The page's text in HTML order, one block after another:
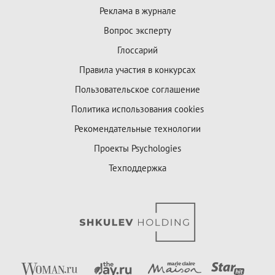
Реклама в журнале
Вопрос эксперту
Глоссарий
Правила участия в конкурсах
Пользовательское соглашение
Политика использования cookies
Рекомендательные технологии
Проекты Psychologies
Техподдержка